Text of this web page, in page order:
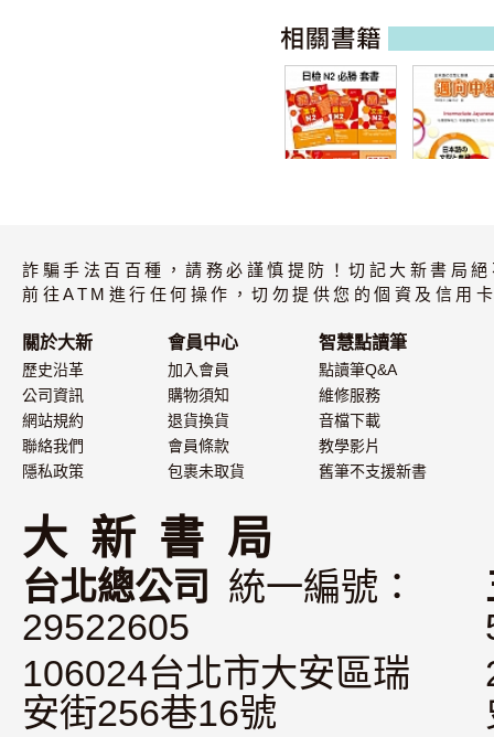
詐騙手法百百種，請務必謹慎提防！切記大新書局
前往ATM進行任何操作，切勿提供您的個資及信用
關於大新
歷史沿革
公司資訊
網站規約
聯絡我們
隱私政策
會員中心
加入會員
購物須知
退貨換貨
會員條款
包裹未取貨
智慧點讀筆
點讀筆Q&A
維修服務
音檔下載
教學影片
舊筆不支援新書
大 新 書 局
台北總公司
統一編號：
29522605
106024台北市大安區瑞
安街256巷16號